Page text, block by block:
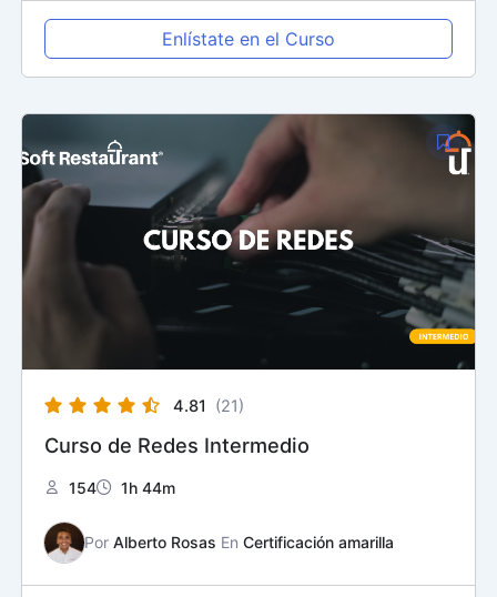
Enlístate en el Curso
4.81 (21)
Curso de Redes Intermedio
154 1h 44m
Por Alberto Rosas En Certificación amarilla